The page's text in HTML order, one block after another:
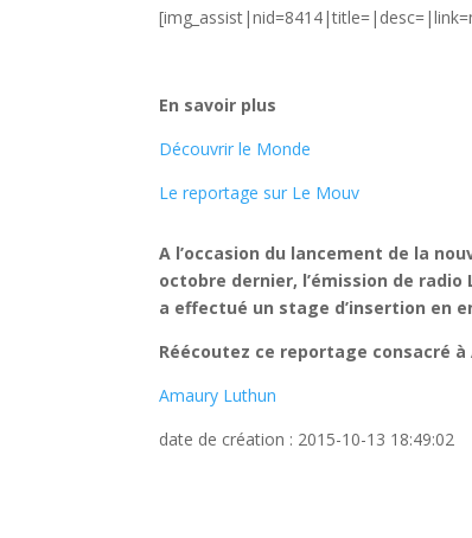
En savoir plus
Découvrir le Monde
Le reportage sur Le Mouv
A l’occasion du lancement de la
octobre dernier, l’émission de radio
a effectué un stage d’insertion en
Réécoutez ce reportage consacré
Amaury Luthun
date de création : 2015-10-13 18:49:02